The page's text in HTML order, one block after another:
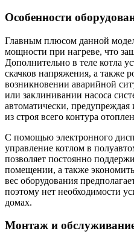
Особенности
Главным плюсом данной
мощности при нагреве, что
Дополнительно в теле котла
скачков напряжения, а также
возникновении аварийной
или заклинивании насоса
автоматически,
из строя всего контура
С помощью электронного
управление котлом в
позволяет постоянно
помещении, а также
вес оборудования
поэтому нет необходимости
домах.
Монтаж и